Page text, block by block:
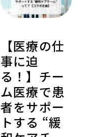
【医療の仕
事に迫
る！】チー
ム医療で患
者をサポー
トする “緩